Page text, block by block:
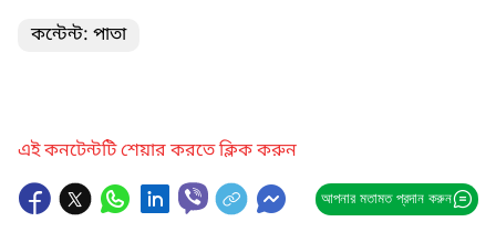
কন্টেন্ট: পাতা
এই কনটেন্টটি শেয়ার করতে ক্লিক করুন
আপনার মতামত প্রদান করুন